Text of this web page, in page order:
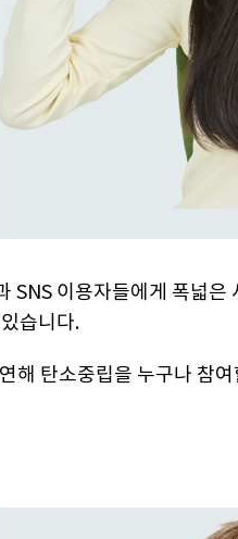
이용자들에게 폭넓
습니다.
해 탄소중립을 누구나 참